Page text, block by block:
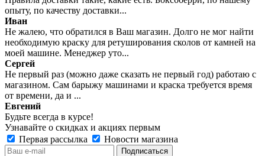
опыту, по качеству доставки...
Иван
Не жалею, что обратился в Ваш магазин. Долго не мог найти
необходимую краску для ретуширования сколов от камней на
моей машине. Менеджер уто...
Сергей
Не первый раз (можно даже сказать не первый год) работаю с
магазином. Сам барыжу машинами и краска требуется время
от времени, да и ...
Евгений
Будьте всегда в курсе!
Узнавайте о скидках и акциях первым
Первая рассылка
Новости магазина